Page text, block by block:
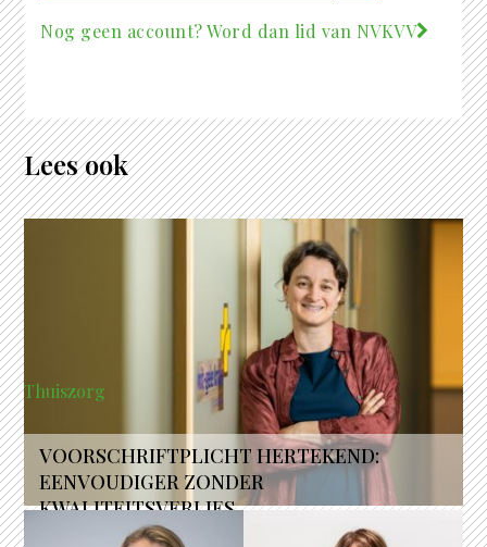
Nog geen account? Word dan lid van NVKVV
Lees ook
Thuiszorg
VOORSCHRIFTPLICHT HERTEKEND:
EENVOUDIGER ZONDER
KWALITEITSVERLIES